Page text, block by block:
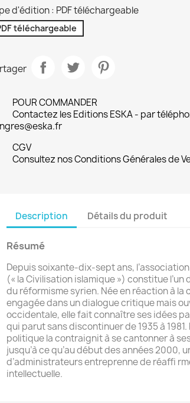
d'édition : PDF téléchargeable
téléchargeable
POUR COMMANDER
Contactez les Editions ESKA - par
CGV
Consultez nos Conditions Générales de
Description Détails du produit
Résumé
Depuis soixante-dix-sept ans,
(« la Civilisation islamique ») constitue
du réformisme syrien. Née en réaction à la
engagée dans un dialogue critique mais
occidentale, elle fait connaître ses idées
qui parut sans discontinuer de 1935 à
politique la contraignit à se cantonner à
jusqu’à ce qu’au début des années 2000,
d’administrateurs entreprenne de réaffi
intellectuelle.